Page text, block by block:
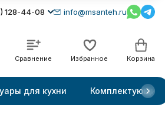
128-44-08 info@msanteh.ru
Сравнение Избранное Корзина
для кухни Комплектующие